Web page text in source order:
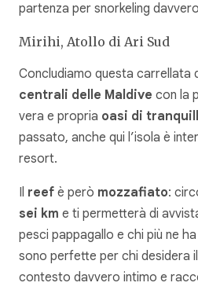
partenza per snorkeling
Mirihi, Atollo di Ari Sud
Concludiamo questa carrellata
centrali delle Maldive con la
vera e propria oasi di
passato, anche qui l’isola è
resort.
Il reef è però mozzafiato:
sei km e ti permetterà di
pesci pappagallo e chi più ne
sono perfette per chi desidera
contesto davvero intimo e